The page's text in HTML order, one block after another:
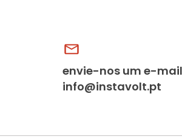
envie-nos um e-mail
info@instavolt.pt